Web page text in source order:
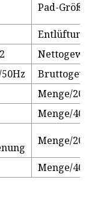
Pad-Größe
Menge/
Menge/
Menge/
Menge/